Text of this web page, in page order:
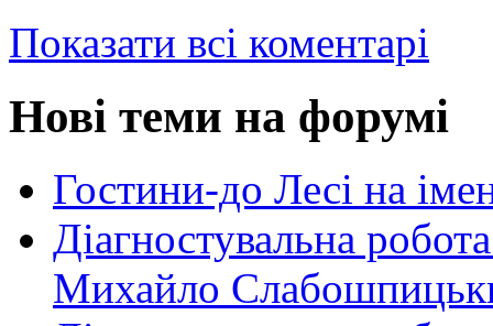
Показати всі коментарі
Нові теми на форумі
Гостини-до Лесі на
Діагностувальна
Михайло